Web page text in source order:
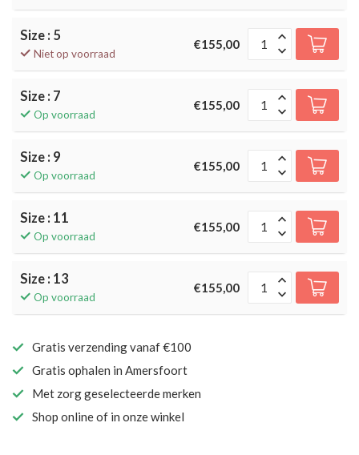
Size : 5
Niet op voorraad
€155,00
Size : 7
Op voorraad
€155,00
Size : 9
Op voorraad
€155,00
Size : 11
Op voorraad
€155,00
Size : 13
Op voorraad
€155,00
Gratis verzending vanaf €100
Gratis ophalen in Amersfoort
Met zorg geselecteerde merken
Shop online of in onze winkel